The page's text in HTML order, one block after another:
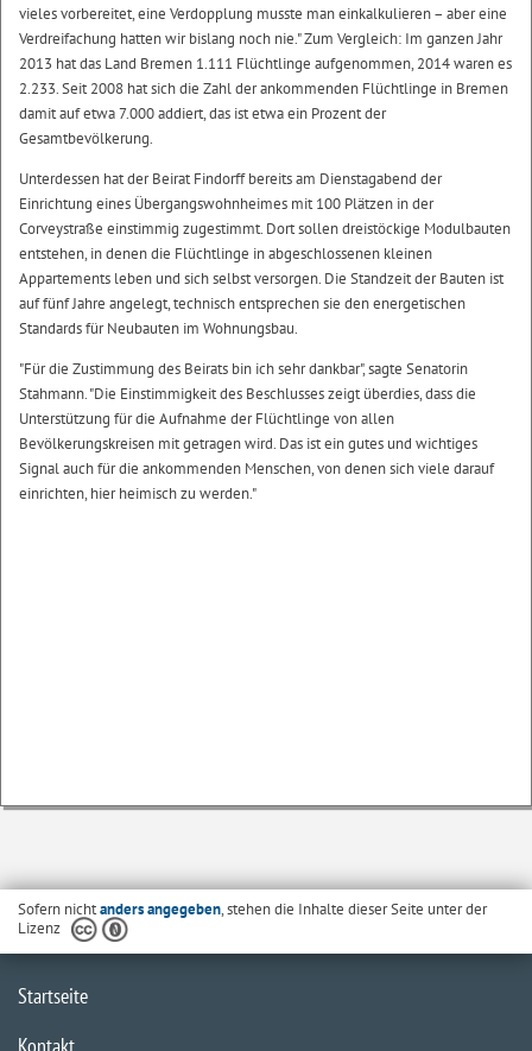
vieles vorbereitet, eine Verdopplung musste man einkalkulieren – aber eine
Verdreifachung hatten wir bislang noch nie." Zum Vergleich: Im ganzen Jahr
2013 hat das Land Bremen 1.111 Flüchtlinge aufgenommen, 2014 waren es
2.233. Seit 2008 hat sich die Zahl der ankommenden Flüchtlinge in Bremen
damit auf etwa 7.000 addiert, das ist etwa ein Prozent der
Gesamtbevölkerung.
Unterdessen hat der Beirat Findorff bereits am Dienstagabend der
Einrichtung eines Übergangswohnheimes mit 100 Plätzen in der
Corveystraße einstimmig zugestimmt. Dort sollen dreistöckige Modulbauten
entstehen, in denen die Flüchtlinge in abgeschlossenen kleinen
Appartements leben und sich selbst versorgen. Die Standzeit der Bauten ist
auf fünf Jahre angelegt, technisch entsprechen sie den energetischen
Standards für Neubauten im Wohnungsbau.
"Für die Zustimmung des Beirats bin ich sehr dankbar", sagte Senatorin
Stahmann. "Die Einstimmigkeit des Beschlusses zeigt überdies, dass die
Unterstützung für die Aufnahme der Flüchtlinge von allen
Bevölkerungskreisen mit getragen wird. Das ist ein gutes und wichtiges
Signal auch für die ankommenden Menschen, von denen sich viele darauf
einrichten, hier heimisch zu werden."
Sofern nichtanders angegeben, stehen die Inhalte dieser Seite unter der
Lizenz
Startseite